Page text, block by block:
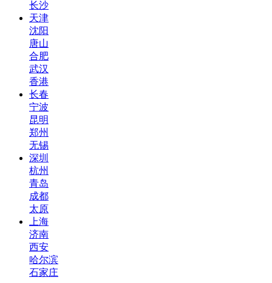
长沙
天津
沈阳
唐山
合肥
武汉
香港
长春
宁波
昆明
郑州
无锡
深圳
杭州
青岛
成都
太原
上海
济南
西安
哈尔滨
石家庄